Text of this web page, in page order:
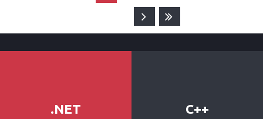
.NET C++